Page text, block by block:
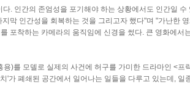
. 인간의 존엄성을 포기해야 하는 상황에서도 인간일 수
막 인간성을 회복하는 것을 그리고자 했다"며 "가난한
포착하는 카메라의 움직임에 신경을 썼다. 큰 영화에서
)를 모델로 실제의 사건에 허구를 가미한 드라마인 <프
'가 폐쇄된 공간에서 일어나는 일들을 다루고 있는데, 일